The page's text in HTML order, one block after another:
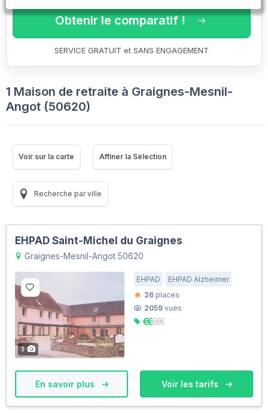
Obtenir le comparatif !
SERVICE GRATUIT et SANS ENGAGEMENT
1 Maison de retraite à Graignes-Mesnil-
Angot (50620)
Voir sur la carte Affiner la Sélection
Recherche par ville
EHPAD Saint-Michel du Graignes
Graignes-Mesnil-Angot 50620
3
EHPAD
EHPAD Alzheimer
26 places
2059 vues
En savoir plus Voir les tarifs